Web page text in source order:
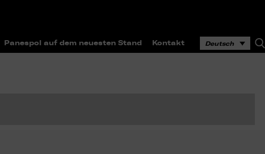
Panespol auf dem neuesten Stand Kontakt Deutsch